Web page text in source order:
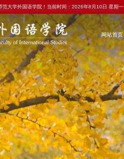
范大学外国语学院！当前时间： 2026年8月10日 星期一
网站首页